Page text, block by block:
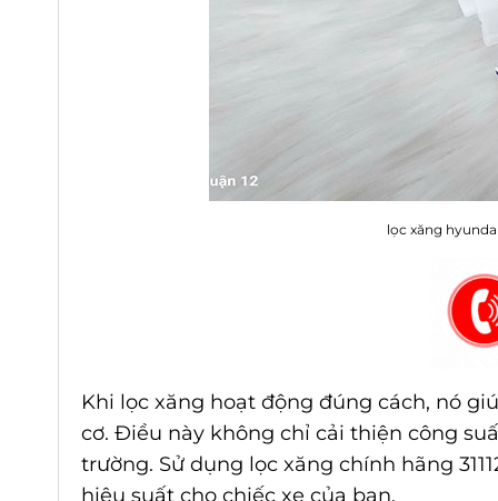
lọc xăng
Khi lọc xăng hoạt động đúng cách, nó
cơ. Điều này không chỉ cải thiện công
trường. Sử dụng lọc xăng chính hãng
hiệu suất cho chiếc xe của bạn.